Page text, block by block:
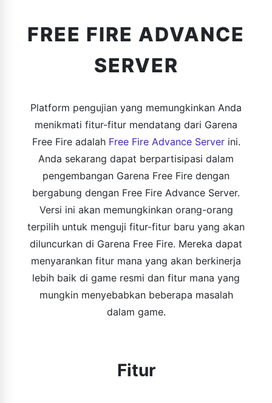
FREE FIRE ADVANCE
SERVER
Platform pengujian yang memungkinkan Anda
menikmati fitur-fitur mendatang dari Garena
Free Fire adalah Free Fire Advance Serverini.
Anda sekarang dapat berpartisipasi dalam
pengembangan Garena Free Fire dengan
bergabung dengan Free Fire Advance Server.
Versi ini akan memungkinkan orang-orang
terpilih untuk menguji fitur-fitur baru yang akan
diluncurkan di Garena Free Fire. Mereka dapat
menyarankan fitur mana yang akan berkinerja
lebih baik di game resmi dan fitur mana yang
mungkin menyebabkan beberapa masalah
dalam game.
Fitur